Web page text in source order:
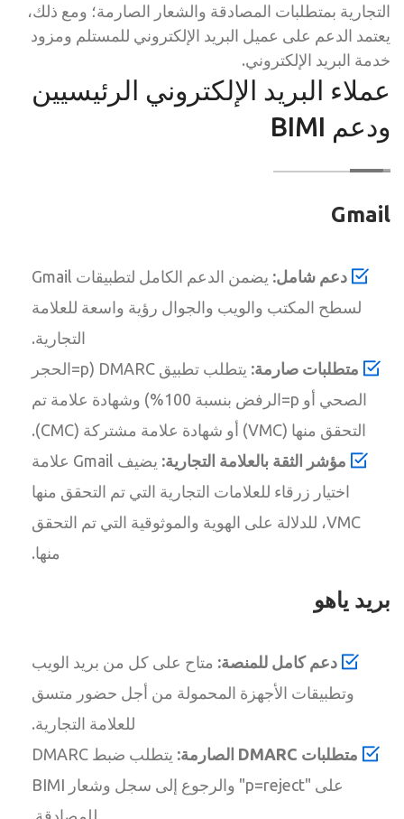
التجارية بمتطلبات المصادقة والشعار الصارمة؛ ومع ذلك،
يعتمد الدعم على عميل البريد الإلكتروني للمستلم ومزود
خدمة البريد الإلكتروني.
عملاء البريد الإلكتروني الرئيسيين
ودعم BIMI
Gmail
دعم شامل:
يضمن الدعم الكامل لتطبيقات Gmail
لسطح المكتب والويب والجوال رؤية واسعة للعلامة
التجارية.
متطلبات صارمة:
يتطلب تطبيق DMARC (p=الحجر
الصحي أو p=الرفض بنسبة 100%) وشهادة علامة تم
التحقق منها (VMC) أو شهادة علامة مشتركة (CMC).
مؤشر الثقة بالعلامة التجارية:
يضيف Gmail علامة
اختيار زرقاء للعلامات التجارية التي تم التحقق منها
VMC، للدلالة على الهوية والموثوقية التي تم التحقق
منها.
بريد ياهو
دعم كامل للمنصة: متاح على كل من بريد الويب
وتطبيقات الأجهزة المحمولة من أجل حضور متسق
للعلامة التجارية.
متطلبات DMARC الصارمة:
يتطلب ضبط DMARC
على "p=reject" والرجوع إلى سجل وشعار BIMI
للمصادقة.